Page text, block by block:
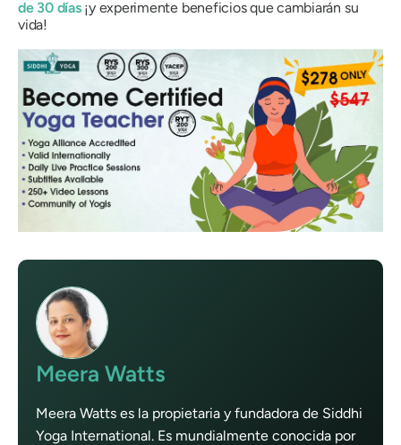
de 30 días¡y experimente beneficios que cambiarán su
vida!
Meera Watts
Meera Watts es la propietaria y fundadora de Siddhi
Yoga International. Es mundialmente conocida por